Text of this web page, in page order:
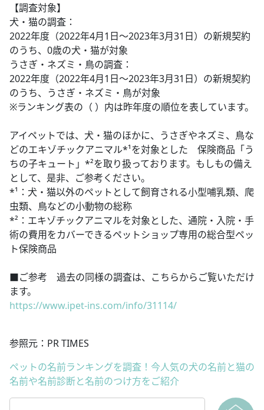
【調査対象】
犬・猫の調査：
2022年度（2022年4月1日～2023年3月31日）の新規契約
のうち、0歳の犬・猫が対象
うさぎ・ネズミ・鳥の調査：
2022年度（2022年4月1日～2023年3月31日）の新規契約
のうち、うさぎ・ネズミ・鳥が対象
※ランキング表の（ ）内は昨年度の順位を表しています。
アイペットでは、犬・猫のほかに、うさぎやネズミ、鳥な
どのエキゾチックアニマル*¹を対象とした 保険商品「う
ちの子キュート」*²を取り扱っております。もしもの備え
として、是非、ご参考ください。
*¹：犬・猫以外のペットとして飼育される小型哺乳類、爬
虫類、鳥などの小動物の総称
*²：エキゾチックアニマルを対象とした、通院・入院・手
術の費用をカバーできるペットショップ専用の総合型ペッ
ト保険商品
■ご参考 過去の同様の調査は、こちらからご覧いただけ
ます。
https://www.ipet-ins.com/info/31114/
参照元：PR TIMES
ペットの名前ランキングを調査！今人気の犬の名前と猫の
名前や名前診断と名前のつけ方をご紹介